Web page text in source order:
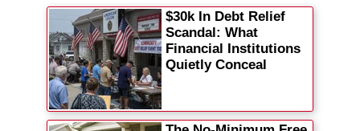
ПОСЛУГИ
Реклама на сайті
Моніторинг Пресцентр